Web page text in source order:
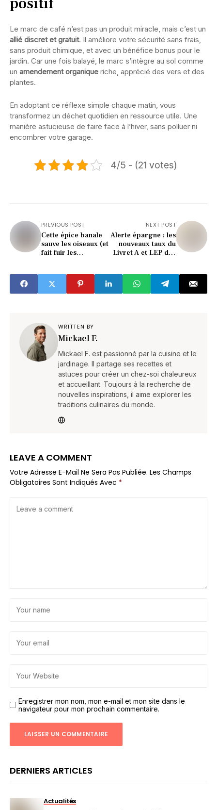
Le marc de café n’est pas un produit miracle, mais c’est un
allié discret et gratuit. Il améliore votre sécurité sans frais,
sans produit chimique, et avec un bénéfice bonus pour le
jardin. Car une fois balayé, le marc s’intègre au sol comme
un amendement organique riche, apprécié des vers et des
plantes.
En adoptant ce réflexe simple chaque matin, vous
transformez un déchet quotidien en ressource utile. Une
manière astucieuse de faire face à l’hiver, sans polluer ni
encombrer votre garage.
4/5 - (21 votes)
PREVIOUS POST
Cette épice banale
sauve les oiseaux (et
fait fuir les
NEXT POST
Alerte épargne : les
nouveaux taux du
Livret A et LEP dès
WRITTEN BY
Mickael F.
Mickael F. est passionné par la cuisine et le
jardinage. Il partage ses recettes et
astuces pour créer un chez-soi chaleureux
et accueillant. Toujours à la recherche de
nouvelles inspirations, il aime explorer les
traditions culinaires du monde.
LEAVE A COMMENT
Votre Adresse E-Mail Ne Sera Pas Publiée. Les Champs
Obligatoires Sont Indiqués Avec *
Enregistrer mon nom, mon e-mail et mon site dans le
navigateur pour mon prochain commentaire.
DERNIERS ARTICLES
Actualités